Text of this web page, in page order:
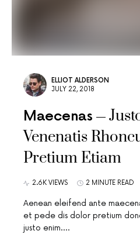
ELLIOT ALDERSON
JULY 22, 2018
Maecenas
Venenatis
Pretium Etiam
2.6K VIEWS 2 MINUTE READ
Aenean eleifend ante
et pede dis dolor pretium
justo enim.…